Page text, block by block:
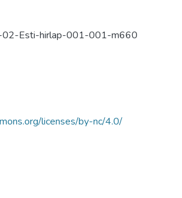
Esti-hirlap-001-001-m660
licenses/by-nc/4.0/